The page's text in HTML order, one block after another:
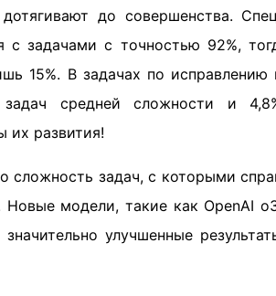
до совершенства.
с задачами с точностью 92%,
15%. В задачах по
средней сложности и
их развития!
сложность задач, с которыми
модели, такие как OpenAI
улучшенные